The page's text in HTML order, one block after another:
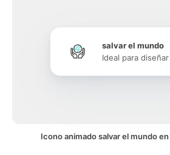
salvar el mundo
Ideal para
Icono animado salvar el mundo